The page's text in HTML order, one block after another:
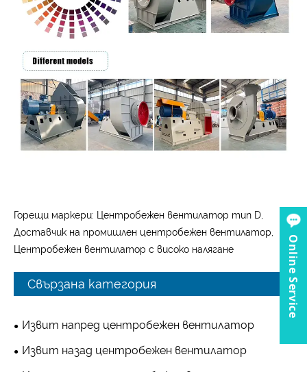
Горещи маркери: Центробежен вентилатор тип D,
Доставчик на промишлен центробежен вентилатор,
Центробежен вентилатор с високо налягане
Свързана категория
Извит напред центробежен вентилатор
Извит назад центробежен вентилатор
Online Service